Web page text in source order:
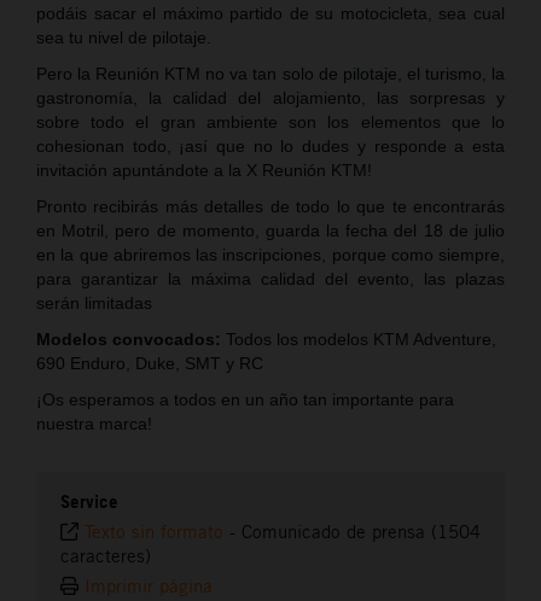
podáis sacar el máximo partido de su motocicleta, sea cual
sea tu nivel de pilotaje.
Pero la Reunión KTM no va tan solo de pilotaje, el turismo, la
gastronomía, la calidad del alojamiento, las sorpresas y
sobre todo el gran ambiente son los elementos que lo
cohesionan todo, ¡así que no lo dudes y responde a esta
invitación apuntándote a la X Reunión KTM!
Pronto recibirás más detalles de todo lo que te encontrarás
en Motril, pero de momento, guarda la fecha del 18 de julio
en la que abriremos las inscripciones, porque como siempre,
para garantizar la máxima calidad del evento, las plazas
serán limitadas
Modelos convocados: Todos los modelos KTM Adventure,
690 Enduro, Duke, SMT y RC
¡Os esperamos a todos en un año tan importante para
nuestra marca!
Service
Texto sin formato - Comunicado de prensa (1504
caracteres)
Imprimir página